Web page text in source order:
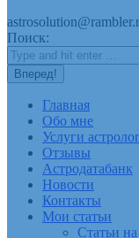
Поиск:
Главная
Обо мне
Услуги
Отзывы
Астродатабанк
Новости
Контакты
Мои статьи
Статьи